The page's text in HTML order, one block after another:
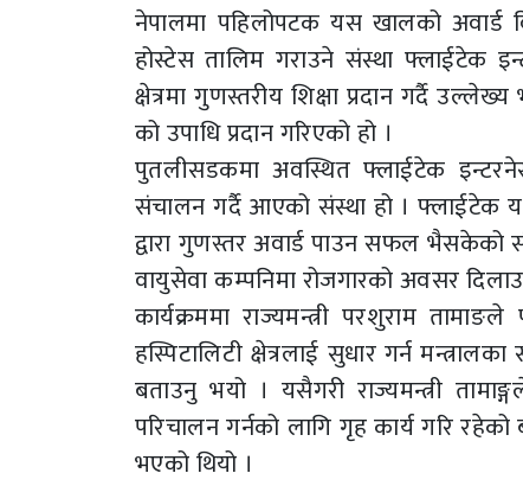
नेपालमा पहिलोपटक यस खालको अवार्ड
होस्टेस तालिम गराउने संस्था फ्लाईटेक
क्षेत्रमा गुणस्तरीय शिक्षा प्रदान गर्दै
को उपाधि प्रदान गरिएको हो ।
पुतलीसडकमा अवस्थित फ्लाईटेक
संचालन गर्दै आएको संस्था हो । फ्लाईटेक
द्वारा गुणस्तर अवार्ड पाउन सफल भैसकेको
वायुसेवा कम्पनिमा रोजगारको अवसर
कार्यक्रममा राज्यमन्त्री परशुराम
हस्पिटालिटी क्षेत्रलाई सुधार गर्न
बताउनु भयो । यसैगरी राज्यमन्त्री
परिचालन गर्नको लागि गृह कार्य गरि रहेको
भएको थियो ।